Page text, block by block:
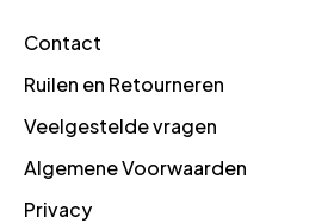
Contact
Ruilen en Retourneren
Veelgestelde vragen
Algemene Voorwaarden
Privacy